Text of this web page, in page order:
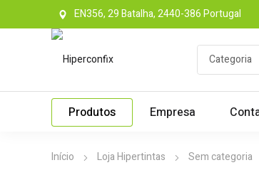
EN356, 29 Batalha, 2440-386 Portugal
Produtos Empresa
Início Loja Hipertintas Sem categoria